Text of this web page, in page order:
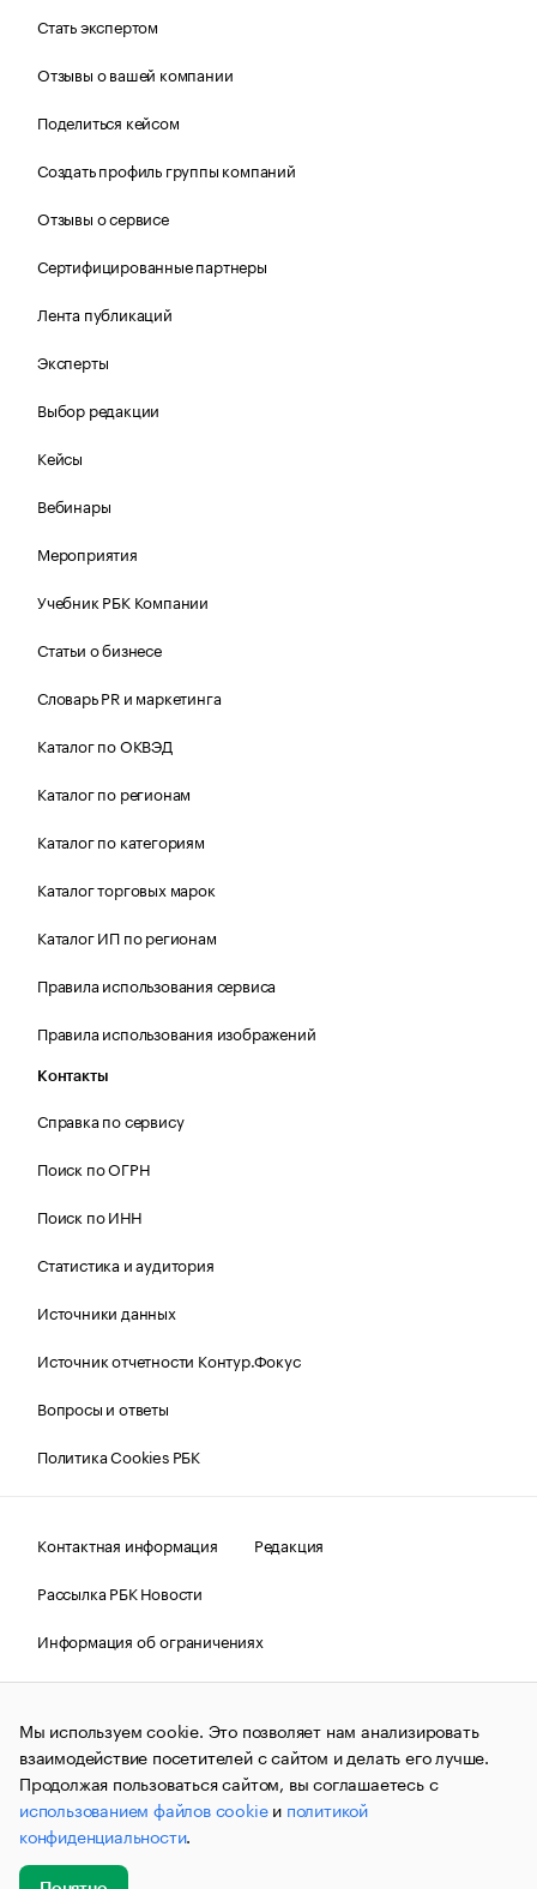
Стать экспертом
Отзывы о вашей компании
Поделиться кейсом
Создать профиль группы компаний
Отзывы о сервисе
Сертифицированные партнеры
Лента публикаций
Эксперты
Выбор редакции
Кейсы
Вебинары
Мероприятия
Учебник РБК Компании
Статьи о бизнесе
Словарь PR и маркетинга
Каталог по ОКВЭД
Каталог по регионам
Каталог по категориям
Каталог торговых марок
Каталог ИП по регионам
Правила использования сервиса
Правила использования изображений
Контакты
Справка по сервису
Поиск по ОГРН
Поиск по ИНН
Статистика и аудитория
Источники данных
Источник отчетности Контур.Фокус
Вопросы и ответы
Политика Cookies РБК
Контактная информация
Редакция
Рассылка РБК Новости
Информация об ограничениях
Правовая информация
О соблюдении авторских прав
© АО «РОСБИЗНЕСКОНСАЛТИНГ»,1995–2026.Сообщения
и материалы информационного агентства «РБК»
(зарегистрировано Федеральной службой по надзору в сфере
связи, информационных технологий и массовых
коммуникаций (Роскомнадзор) 09.12.2015 за номером ИА
№ФС77-63848) сопровождаются пометкой «РБК». Отдельные
публикации могут содержать информацию,
не предназначенную для пользователей
Мы используем cookie. Это позволяет нам анализировать
взаимодействие посетителей с сайтом и делать его лучше.
Продолжая пользоваться сайтом, вы соглашаетесь с
использованием файлов cookieи политикой
конфиденциальности.